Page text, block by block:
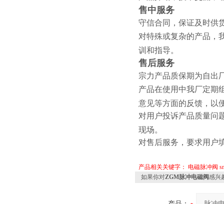
售中服务
守信合同，保证及时供
对特殊或复杂的产品，
训和指导。
售后服务
宗力产品质保期为自出
产品在使用中我厂定期
意见等方面的反馈，以
对用户投诉产品质量问
现场。
对售后服务，要求用户
产品相关关键字： 电磁脉冲阀
如果你对ZGM脉冲电磁阀感兴